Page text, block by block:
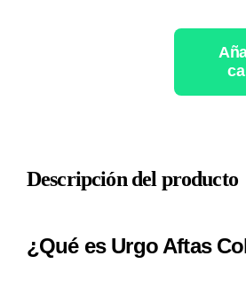
FRASCO
cantidad
Descripción del producto
¿Qué es Urgo Aftas